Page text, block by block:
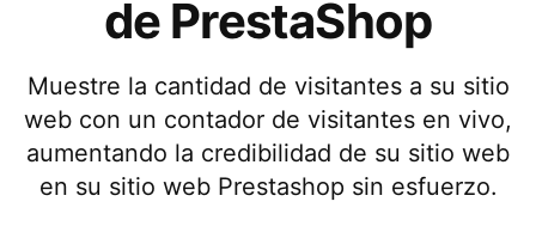
de PrestaShop
Muestre la cantidad de visitantes a su sitio
web con un contador de visitantes en vivo,
aumentando la credibilidad de su sitio web
en su sitio web Prestashop sin esfuerzo.